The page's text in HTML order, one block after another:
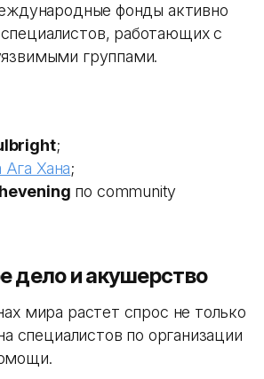
фонды активно
работающих с
группами.
;
Хана;
по community
дело и акушерство
мира растет спрос не только
специалистов по организации